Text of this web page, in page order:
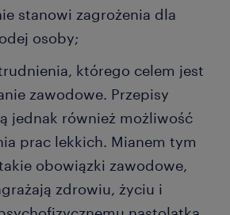
stanowi zagrożenia dla
osoby;
którego celem jest
zawodowe. Przepisy
jednak również możliwość
prac lekkich. Mianem tym
obowiązki zawodowe,
zdrowiu, życiu i